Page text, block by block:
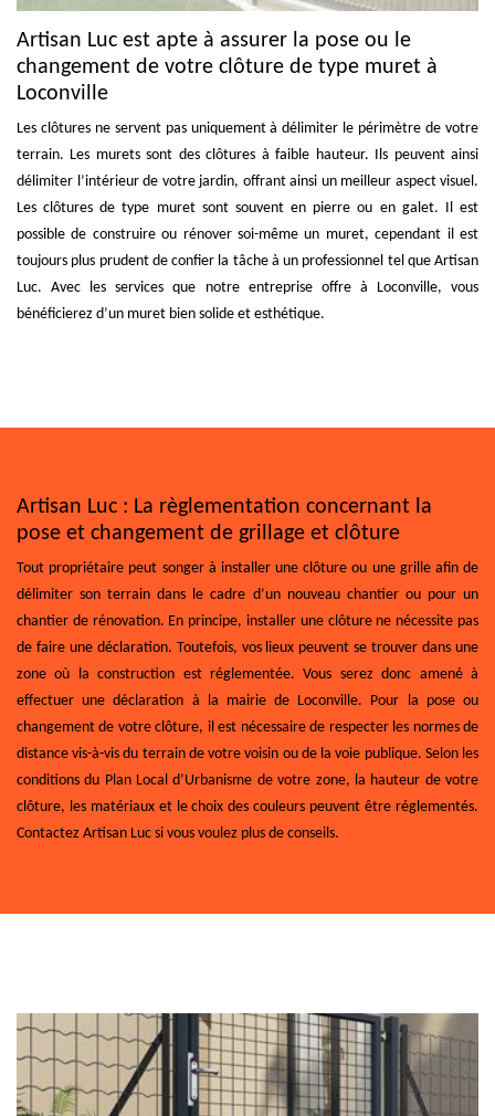
Artisan Luc est apte à assurer la pose ou le
changement de votre clôture de type muret à
Loconville
Les clôtures ne servent pas uniquement à délimiter le périmètre de votre
terrain. Les murets sont des clôtures à faible hauteur. Ils peuvent ainsi
délimiter l’intérieur de votre jardin, offrant ainsi un meilleur aspect visuel.
Les clôtures de type muret sont souvent en pierre ou en galet. Il est
possible de construire ou rénover soi-même un muret, cependant il est
toujours plus prudent de confier la tâche à un professionnel tel que Artisan
Luc. Avec les services que notre entreprise offre à Loconville, vous
bénéficierez d’un muret bien solide et esthétique.
Artisan Luc : La règlementation concernant la
pose et changement de grillage et clôture
Tout propriétaire peut songer à installer une clôture ou une grille afin de
délimiter son terrain dans le cadre d’un nouveau chantier ou pour un
chantier de rénovation. En principe, installer une clôture ne nécessite pas
de faire une déclaration. Toutefois, vos lieux peuvent se trouver dans une
zone où la construction est réglementée. Vous serez donc amené à
effectuer une déclaration à la mairie de Loconville. Pour la pose ou
changement de votre clôture, il est nécessaire de respecter les normes de
distance vis-à-vis du terrain de votre voisin ou de la voie publique. Selon les
conditions du Plan Local d’Urbanisme de votre zone, la hauteur de votre
clôture, les matériaux et le choix des couleurs peuvent être réglementés.
Contactez Artisan Luc si vous voulez plus de conseils.